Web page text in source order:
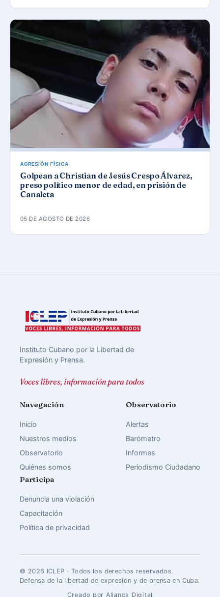
AGRESIÓN FÍSICA
Golpean a Christian de Jesús Crespo Álvarez,
preso político menor de edad, en prisión de
Canaleta
05 DE AGOSTO DE 2026
Instituto Cubano por la Libertad de
Expresión y Prensa.
Voces libres, información para todos
Navegación
Inicio
Nuestros medios
Observatorio
Quiénes somos
Observatorio
Alertas
Barómetro
Informes
Periodismo Ciudadano
Participa
Denuncia una violación
Capacitación
Política de privacidad
© 2026 ICLEP · Todos los derechos reservados.
Defensa de la libertad de expresión y de prensa en Cuba.
Creado por Aliança Digital